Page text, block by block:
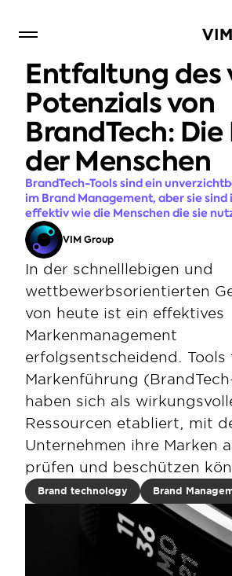
Entfaltung des
Potenzials von
BrandTech: Die
der Menschen
BrandTech-Tools sind ein
im Brand Management, aber sie sind
effektiv wie die Menschen die sie
VIM Group
In der schnelllebigen und
wettbewerbsorientierten
von heute ist ein effektives
Markenmanagement
erfolgsentscheidend. Tools
Markenführung
haben sich als
Ressourcen etabliert, mit
Unternehmen ihre Marken
prüfen und beschützen
Brand technology Brand